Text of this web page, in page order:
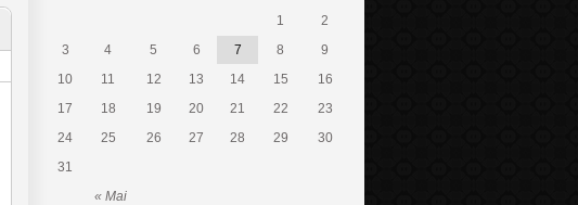
« Mai
1
2
3
4 5 6 7 8
9
10
11 12 13 14 15
16
17
18 19 20 21 22
23
24
25 26 27 28 29
30
31